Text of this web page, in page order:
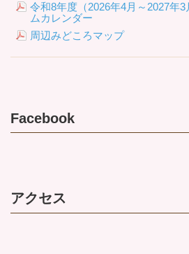
令和8年度（2026年4月～2027年
ムカレンダー
周辺みどころマップ
Facebook
アクセス